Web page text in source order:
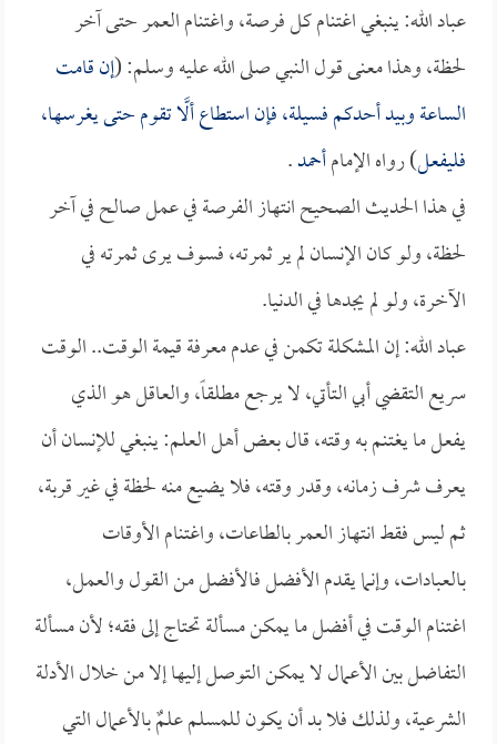
عباد الله: ينبغي اغتنام كل فرصة، واغتنام العمر حتى آخر
لحظة، وهذا معنى قول النبي صلى الله عليه وسلم: (إن قامت
الساعة وبيد أحدكم فسيلة، فإن استطاع ألَّا تقوم حتى يغرسها،
فليفعل) رواه الإمامأحمد.
في هذا الحديث الصحيح انتهاز الفرصة في عمل صالح في آخر
لحظة، ولو كان الإنسان لم ير ثمرته، فسوف يرى ثمرته في
الآخرة، ولو لم يجدها في الدنيا.
عباد الله: إن المشكلة تكمن في عدم معرفة قيمة الوقت.. الوقت
سريع التقضي أبي التأتي، لا يرجع مطلقاً، والعاقل هو الذي
يفعل ما يغتنم به وقته، قال بعض أهل العلم: ينبغي للإنسان أن
يعرف شرف زمانه، وقدر وقته، فلا يضيع منه لحظة في غير قربة،
ثم ليس فقط انتهاز العمر بالطاعات، واغتنام الأوقات
بالعبادات، وإنما يقدم الأفضل فالأفضل من القول والعمل،
اغتنام الوقت في أفضل ما يمكن مسألة تحتاج إلى فقه؛ لأن مسألة
التفاضل بين الأعمال لا يمكن التوصل إليها إلا من خلال الأدلة
الشرعية، ولذلك فلا بد أن يكون للمسلم علمٌ بالأعمال التي